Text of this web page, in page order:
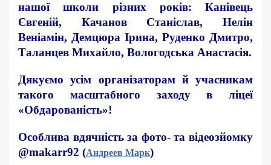
нашої школи різних років: Канівець
Євгеній, Качанов Станіслав, Нелін
Веніамін, Демцюра Ірина, Руденко Дмитро,
Таланцев Михайло, Вологодська Анастасія.
Дякуємо усім організаторам й учасникам
такого масштабного заходу в ліцеї
«Обдарованість»!
Особлива вдячність за фото- та відеозйомку
@makarr92 (Андреев Марк)